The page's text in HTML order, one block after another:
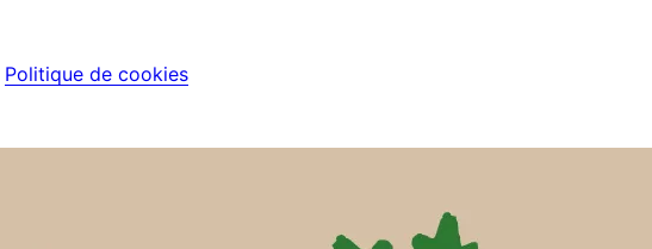
Politique de cookies